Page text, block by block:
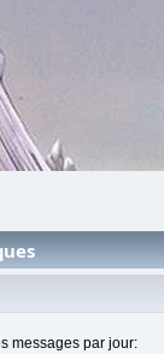
messages par jour: